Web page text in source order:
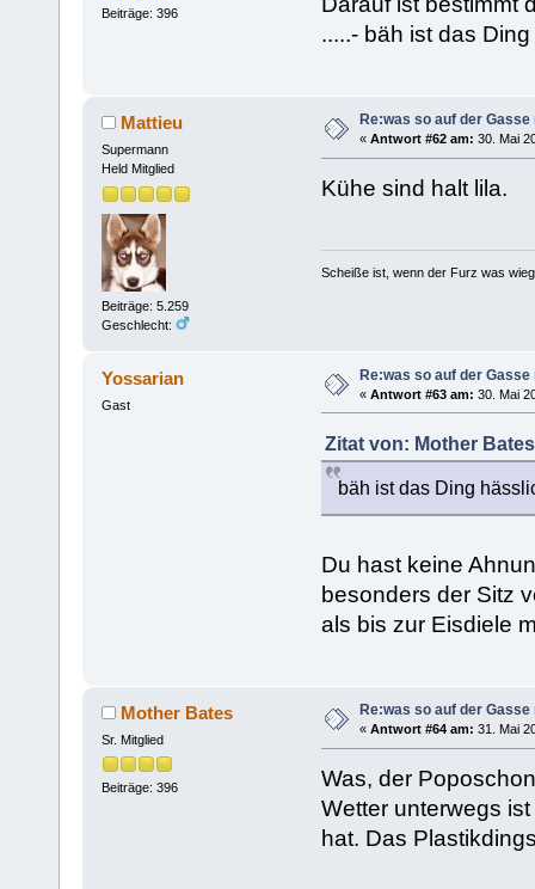
Beiträge: 396
.....- bäh ist das
Mattieu
Supermann
Held Mitglied
Beiträge: 5.259
Geschlecht:
Re:was so auf der
« Antwort #62 am: 30. Mai
Kühe sind halt lila.
Scheiße ist, wenn der Furz was
Yossarian
Gast
Re:was so auf der
« Antwort #63 am: 30. Mai
Zitat von: Mother
bäh ist das Ding
Du hast keine
besonders der Sitz
als bis zur Eisdiele
Mother Bates
Sr. Mitglied
Beiträge: 396
Re:was so auf der
« Antwort #64 am: 31. Mai
Was, der
Wetter unterwegs
hat. Das